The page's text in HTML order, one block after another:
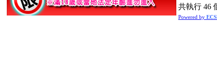
共執行 46
Powered by